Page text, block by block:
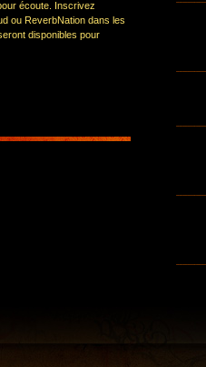
écoute. Inscrivez
ou ReverbNation dans les
disponibles pour